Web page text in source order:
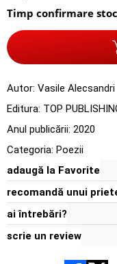
Timp confirmare
Autor: Vasile Alecsandri
Editura: TOP
Anul publicării: 2020
Categoria: Poezii
adaugă la Favorite
recomandă unui
ai întrebări?
scrie un review